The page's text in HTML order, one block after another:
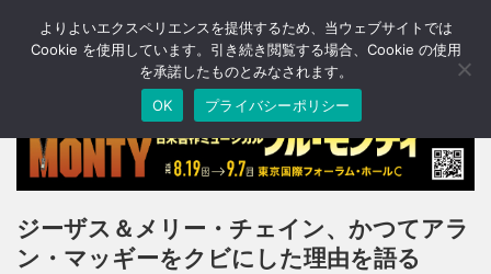
T
o
n
a
v
i
g
ジーザス＆メリー・チェイン、かつてアラ
ン・マッギーをクビにした理由を語る
よりよいエクスペリエンスを提供するため、当ウェブサイトでは
Cookie を使用しています。引き続き閲覧する場合、Cookie の使用
を承諾したものとみなされます。
OK
プライバシーポリシー